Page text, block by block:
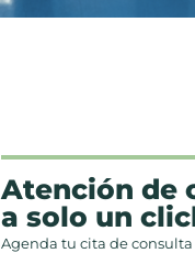
Atención de
a solo un
Agenda tu cita de